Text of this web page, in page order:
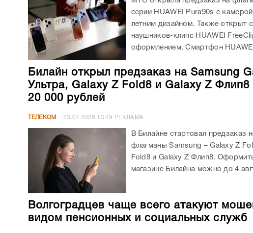
серии HUAWEI Pura90s с
летним дизайном. Также открыт
наушников-клипс HUAWEI
оформлением. Смартфон
Билайн открыл предзаказ на Samsung
Ультра, Galaxy Z Fold8 и Galaxy Z
20 000 рублей
ТЕЛЕКОМ 23.07.2026 13:49 РЕКЛАМА
В Билайне стартовал предзаказ
флагманы Samsung – Galaxy Z
Fold8 и Galaxy Z Флип8.
магазине Билайна можно до 4
Волгоградцев чаще всего атакуют
видом пенсионных и социальных служб